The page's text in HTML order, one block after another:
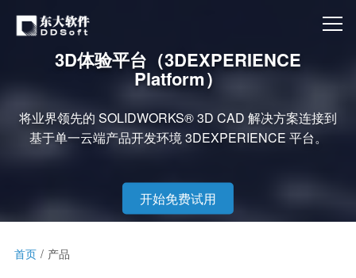
3D体验平台（3DEXPERIENCE
Platform）
将业界领先的 SOLIDWORKS® 3D CAD 解决方案连接到
基于单一云端产品开发环境 3DEXPERIENCE 平台。
开始免费试用
首页 产品